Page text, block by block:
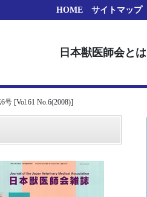
HOME サイトマップ
日本獣医師会とは
[Vol.61 No.6(2008)]